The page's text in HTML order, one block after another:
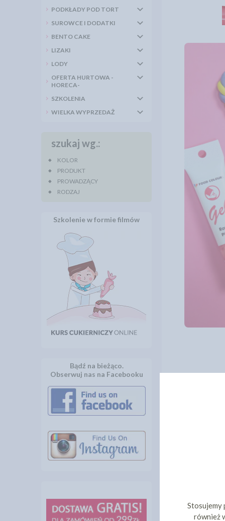
PODKŁADY POD TORT
SUROWCE I DODATKI
BENTO CAKE
LIZAKI
LODY
OFERTA HURTOWA -
HORECA-
SZKOLENIA
WIELKA WYPRZEDAŻ
szukaj wg.:
KOLOR
PRODUKT
PROWADZĄCY
RODZAJ
Szkolenie w formie filmów
Bądź na bieżąco.
Obserwuj nas na Facebooku
Stosujemy
również